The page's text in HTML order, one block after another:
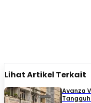
Lihat Artikel Terkait
Avanza